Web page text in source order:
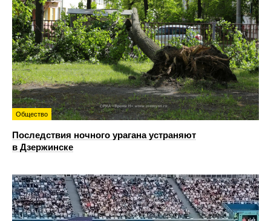
Общество
Последствия ночного урагана устраняют
в Дзержинске